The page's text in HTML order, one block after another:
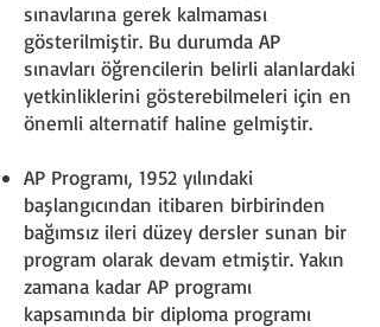
sınavlarına gerek kalmaması
gösterilmiştir. Bu durumda AP
sınavları öğrencilerin belirli alanlardaki
yetkinliklerini gösterebilmeleri için en
önemli alternatif haline gelmiştir.
AP Programı, 1952 yılındaki
başlangıcından itibaren birbirinden
bağımsız ileri düzey dersler sunan bir
program olarak devam etmiştir. Yakın
zamana kadar AP programı
kapsamında bir diploma programı